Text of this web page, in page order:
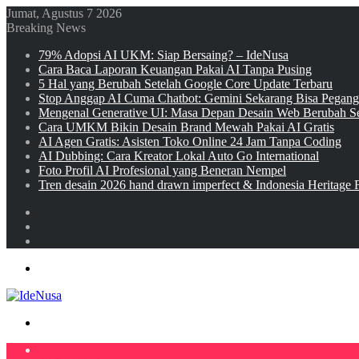
Jumat, Agustus 7 2026
Breaking News
79% Adopsi AI UKM: Siap Bersaing? – IdeNusa
Cara Baca Laporan Keuangan Pakai AI Tanpa Pusing
5 Hal yang Berubah Setelah Google Core Update Terbaru
Stop Anggap AI Cuma Chatbot: Gemini Sekarang Bisa
Mengenal Generative UI: Masa Depan Desain Web Berubah
Cara UMKM Bikin Desain Brand Mewah Pakai AI Gratis
AI Agen Gratis: Asisten Toko Online 24 Jam Tanpa Coding
AI Dubbing: Cara Kreator Lokal Auto Go International
Foto Profil AI Profesional yang Beneran Nempel
Tren desain 2026 hand drawn imperfect & Indonesia Heritage